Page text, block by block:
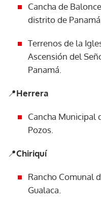
Cancha de
distrito de Panamá.
Terrenos de la
Ascensión del
Panamá.
📍Herrera
Cancha Municipal
Pozos.
📍Chiriquí
Rancho Comunal
Gualaca.